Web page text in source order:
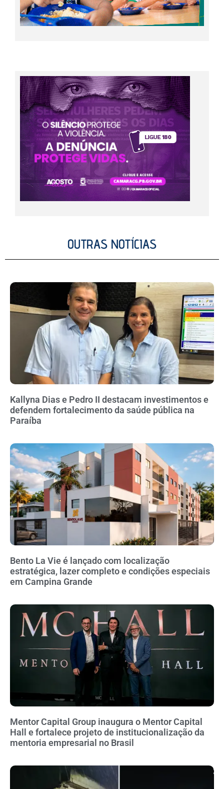
OUTRAS NOTÍCIAS
Kallyna Dias e Pedro II destacam investimentos e
defendem fortalecimento da saúde pública na
Paraíba
Bento La Vie é lançado com localização
estratégica, lazer completo e condições especiais
em Campina Grande
Mentor Capital Group inaugura o Mentor Capital
Hall e fortalece projeto de institucionalização da
mentoria empresarial no Brasil